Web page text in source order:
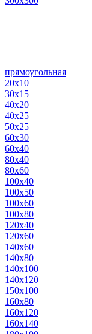
прямоугольная
20х10
30х15
40х20
40х25
50х25
60х30
60х40
80х40
80х60
100х40
100х50
100х60
100х80
120х40
120х60
140х60
140х80
140х100
140х120
150х100
160х80
160х120
160х140